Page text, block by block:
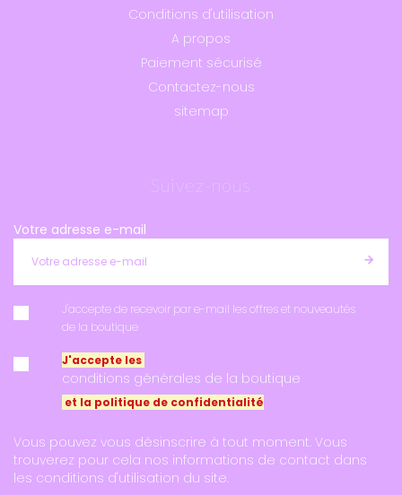
Conditions d'utilisation
A propos
Paiement sécurisé
Contactez-nous
sitemap
Suivez-nous
Votre adresse e-mail
J'accepte de recevoir par e-mail les offres et nouveautés
de la boutique
J'accepte les
conditions générales de la boutique
et la politique de confidentialité
Vous pouvez vous désinscrire à tout moment. Vous
trouverez pour cela nos informations de contact dans
les conditions d'utilisation du site.